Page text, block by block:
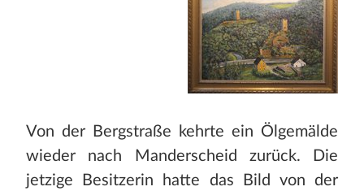
Von der Bergstraße kehrte ein Ölgemälde
wieder nach Manderscheid zurück. Die
jetzige Besitzerin hatte das Bild von der